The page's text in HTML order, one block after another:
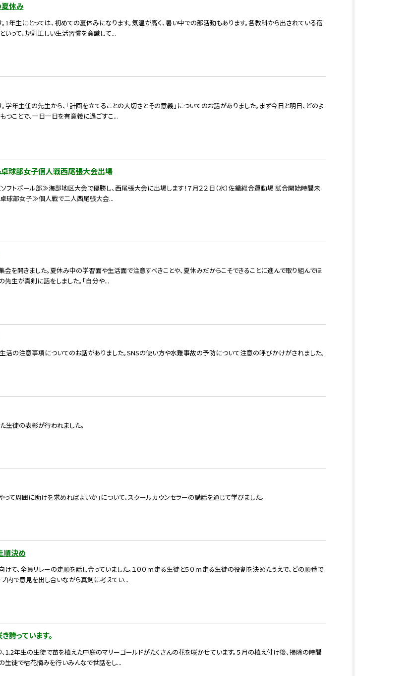
夏休み
1年生にとっては、初めての夏休みになります。気温が高く、暑い中での部活動もあります。各教科から出されている宿
いって、規則正しい生活習慣を意識して...
学年主任の先生から、「計画を立てることの大切さとその意義」についてのお話がありました。まず今日と明日、どのよ
つことで、一日一日を有意義に過ごすこ...
球部女子個人戦西尾張大会出場
フトボール部≫海部地区大会で優勝し、西尾張大会に出場します！７月２２日（水）佐織総合運動場 試合開始時間未
≪卓球部女子≫個人戦で二人西尾張大会...
会を開きました。夏休み中の学習面や生活面で注意すべきことや、夏休みだからこそできることに進んで取り組んでほ
先生が真剣に話をしました。「自分や...
の注意事項についてのお話がありました。SNSの使い方や水難事故の予防について注意の呼びかけがされました。
徒の表彰が行われました。
やって周囲に助けを求めればよいか」について、スクールカウンセラーの講話を通じて学びました。
順決め
て、全員リレーの走順を話し合っていました。１００ｍ走る生徒と５０ｍ走る生徒の役割を決めたうえで、どの順番で
内で意見を出し合いながら真剣に考えてい...
誇っています。
1.2年生の生徒で苗を植えた中庭のマリーゴールドがたくさんの花を咲かせています。５月の植え付け後、掃除の時間
生徒で枯花摘みを行いみんなで世話をし...